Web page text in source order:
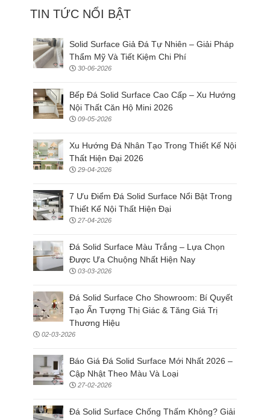
TIN TỨC NỔI BẬT
Solid Surface Giả Đá Tự Nhiên – Giải Pháp
Thẩm Mỹ Và Tiết Kiệm Chi Phí
30-06-2026
Bếp Đá Solid Surface Cao Cấp – Xu Hướng
Nội Thất Căn Hộ Mini 2026
09-05-2026
Xu Hướng Đá Nhân Tạo Trong Thiết Kế Nội
Thất Hiện Đại 2026
29-04-2026
7 Ưu Điểm Đá Solid Surface Nổi Bật Trong
Thiết Kế Nội Thất Hiện Đại
27-04-2026
Đá Solid Surface Màu Trắng – Lựa Chọn
Được Ưa Chuộng Nhất Hiện Nay
03-03-2026
Đá Solid Surface Cho Showroom: Bí Quyết
Tạo Ấn Tượng Thị Giác & Tăng Giá Trị
Thương Hiệu
02-03-2026
Báo Giá Đá Solid Surface Mới Nhất 2026 –
Cập Nhật Theo Màu Và Loại
27-02-2026
Đá Solid Surface Chống Thấm Không? Giải